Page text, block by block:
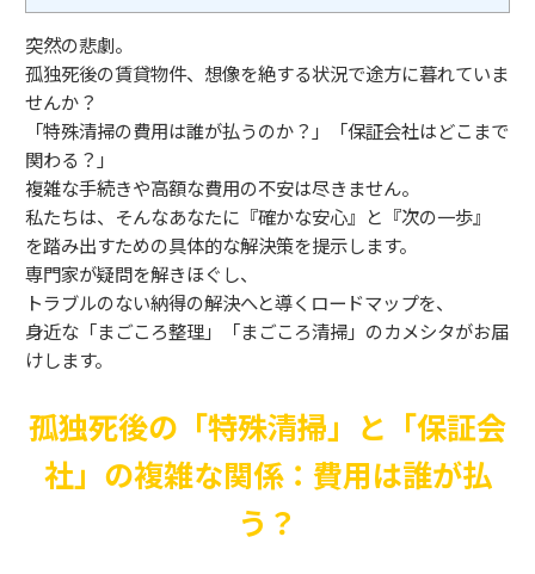
突然の悲劇。
孤独死後の賃貸物件、想像を絶する状況で途方に暮れていま
せんか？
「特殊清掃の費用は誰が払うのか？」「保証会社はどこまで
関わる？」
複雑な手続きや高額な費用の不安は尽きません。
私たちは、そんなあなたに『確かな安心』と『次の一歩』
を踏み出すための具体的な解決策を提示します。
専門家が疑問を解きほぐし、
トラブルのない納得の解決へと導くロードマップを、
身近な「まごころ整理」「まごころ清掃」のカメシタがお届
けします。
孤独死後の「特殊清掃」と「保証会
社」の複雑な関係：費用は誰が払
う？